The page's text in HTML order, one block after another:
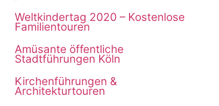
Weltkindertag 2020 – Kostenlose
Familientouren
Amüsante öffentliche
Stadtführungen Köln
Kirchenführungen &
Architekturtouren